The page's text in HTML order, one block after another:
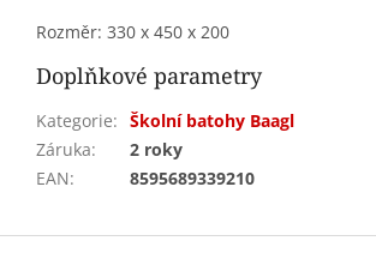
Rozměr: 330 x 450 x 200
Doplňkové parametry
Kategorie: Školní batohy Baagl
Záruka:
2 roky
EAN: 8595689339210
Z